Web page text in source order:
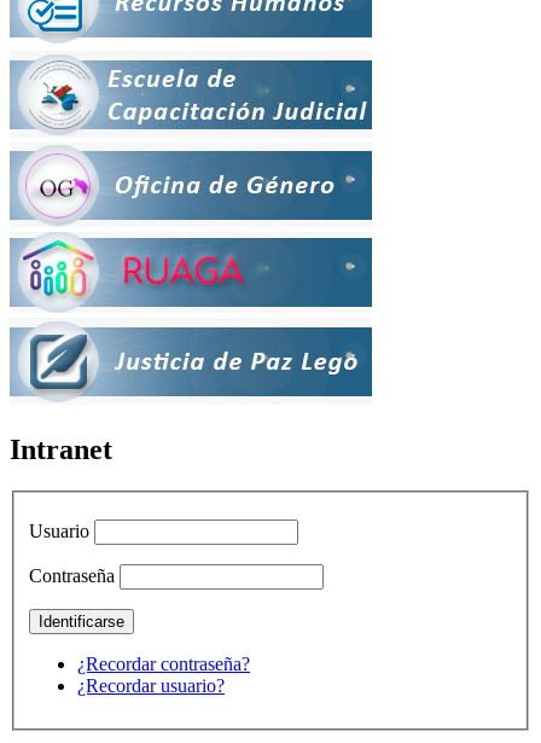
Intranet
Usuario
Contraseña
¿Recordar contraseña?
¿Recordar usuario?